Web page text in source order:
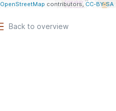
OpenStreetMap contributors, CC-BY-SA
Back to overview